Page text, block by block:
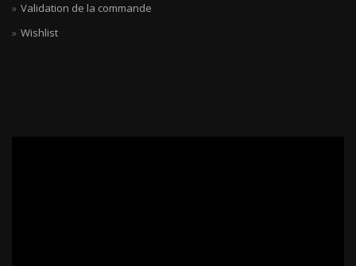
Validation de la commande
Wishlist